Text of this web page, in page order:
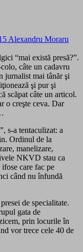
“mai există presă?”.
câte un cadavru
jurnalist mai tânăr şi
şi pur şi
scăpat câte un articol.
o creşte ceva. Dar
s-a tentaculizat: a
Ordinul de la
manelizare,
NKVD stau ca
care fac pe
când nu înfundă
de specialitate.
gata de
prin locurile în
vor trece cele 40 de